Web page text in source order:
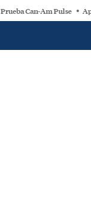
Prueba Can-Am Pulse